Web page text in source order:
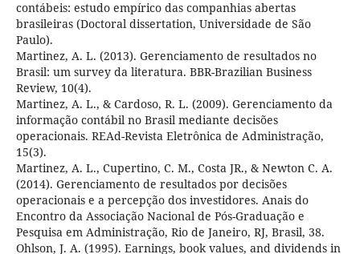
contábeis: estudo empírico das companhias abertas
brasileiras (Doctoral dissertation, Universidade de São
Paulo).
Martinez, A. L. (2013). Gerenciamento de resultados no
Brasil: um survey da literatura. BBR-Brazilian Business
Review, 10(4).
Martinez, A. L., & Cardoso, R. L. (2009). Gerenciamento da
informação contábil no Brasil mediante decisões
operacionais. REAd-Revista Eletrônica de Administração,
15(3).
Martinez, A. L., Cupertino, C. M., Costa JR., & Newton C. A.
(2014). Gerenciamento de resultados por decisões
operacionais e a percepção dos investidores. Anais do
Encontro da Associação Nacional de Pós-Graduação e
Pesquisa em Administração, Rio de Janeiro, RJ, Brasil, 38.
Ohlson, J. A. (1995). Earnings, book values, and dividends in